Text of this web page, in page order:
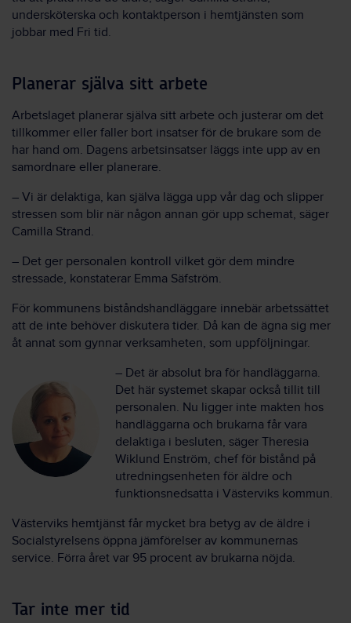
undersköterska och kontaktperson i hemtjänsten som
jobbar med Fri tid.
Planerar själva sitt arbete
Arbetslaget planerar själva sitt arbete och justerar om det
tillkommer eller faller bort insatser för de brukare som de
har hand om. Dagens arbetsinsatser läggs inte upp av en
samordnare eller planerare.
– Vi är delaktiga, kan själva lägga upp vår dag och slipper
stressen som blir när någon annan gör upp schemat, säger
Camilla Strand.
– Det ger personalen kontroll vilket gör dem mindre
stressade, konstaterar Emma Säfström.
För kommunens biståndshandläggare innebär arbetssättet
att de inte behöver diskutera tider. Då kan de ägna sig mer
åt annat som gynnar verksamheten, som uppföljningar.
– Det är absolut bra för handläggarna.
Det här systemet skapar också tillit till
personalen. Nu ligger inte makten hos
handläggarna och brukarna får vara
delaktiga i besluten, säger Theresia
Wiklund Enström, chef för bistånd på
utredningsenheten för äldre och
funktionsnedsatta i Västerviks kommun.
Västerviks hemtjänst får mycket bra betyg av de äldre i
Socialstyrelsens öppna jämförelser av kommunernas
service. Förra året var 95 procent av brukarna nöjda.
Tar inte mer tid